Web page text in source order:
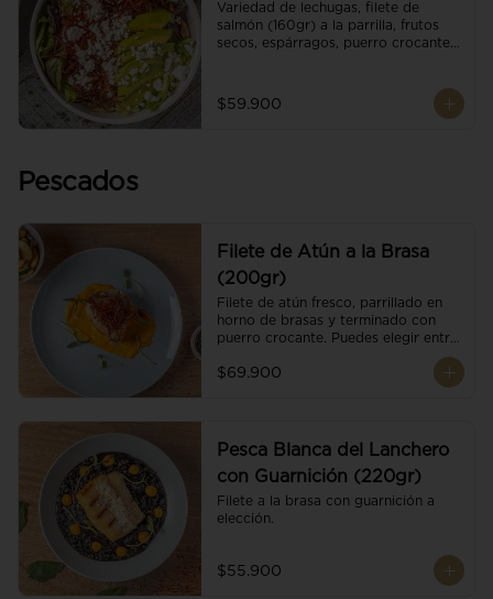
Variedad de lechugas, filete de
salmón (160gr) a la parrilla, frutos
secos, espárragos, puerro crocante,
$59.900
Pescados
Filete de Atún a la Brasa
(200gr)
Filete de atún fresco, parrillado en
horno de brasas y terminado con
puerro crocante. Puedes elegir entre
$69.900
Pesca Blanca del Lanchero
con Guarnición (220gr)
Filete a la brasa con guarnición a
elección.
$55.900